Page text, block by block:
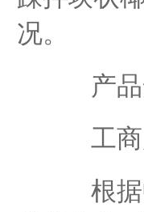
况。
产品
工商
根据中